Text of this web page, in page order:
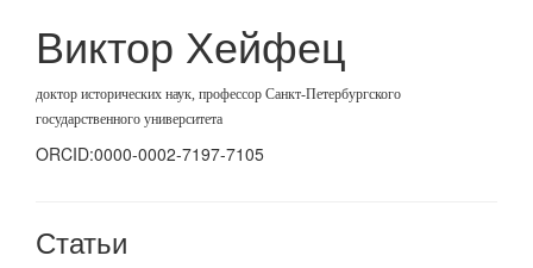
Виктор Хейфец
доктор исторических наук, профессор Санкт-Петербургского
государственного университета
ORCID:0000-0002-7197-7105
Статьи